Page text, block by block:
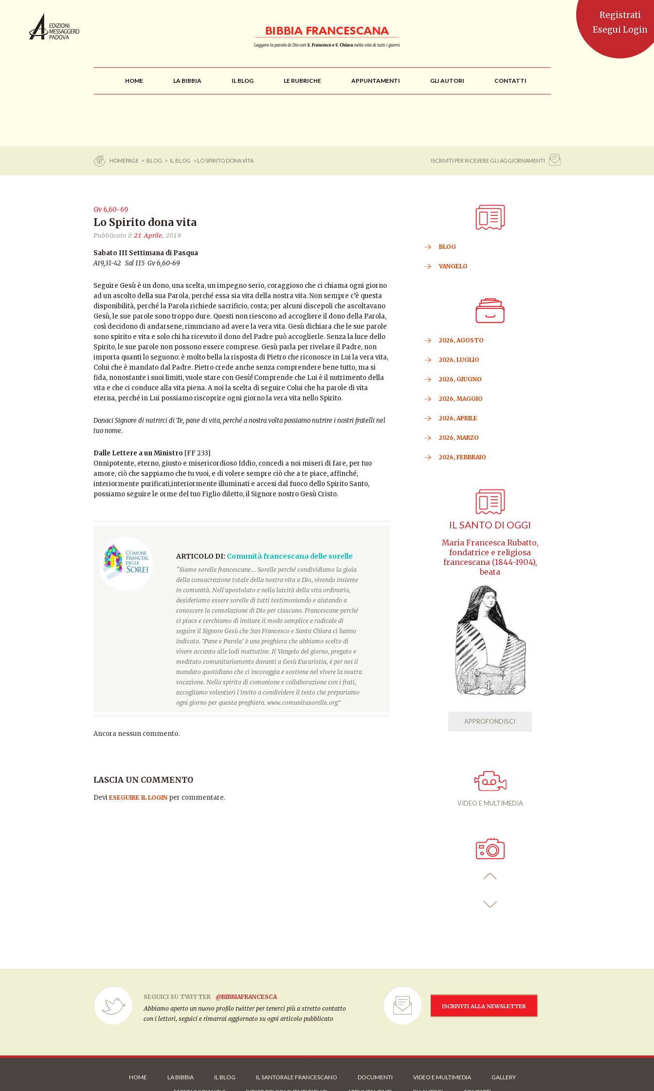
HOME LA BIBBIA IL BLOG LE RUBRICHE APPUNTAMENTI GLI AUTORI CONTATTI
HOMEPAGE > BLOG > IL BLOG > LO SPIRITO DONA VITA ISCRIVITI PER RICEVERE GLI AGGIORNAMENTI
Gv 6,60-69
Lo Spirito dona vita
Pubblicato il 21 Aprile, 2018
Sabato III Settimana di Pasqua
At9,31-42 Sal 115 Gv 6,60-69
Seguire Gesù è un dono, una scelta, un impegno serio, coraggioso che ci chiama ogni giorno
ad un ascolto della sua Parola, perché essa sia vita della nostra vita. Non sempre c’è questa
disponibilità, perché la Parola richiede sacrificio, costa; per alcuni discepoli che ascoltavano
Gesù, le sue parole sono troppo dure. Questi non riescono ad accogliere il dono della Parola,
così decidono di andarsene, rinunciano ad avere la vera vita. Gesù dichiara che le sue parole
sono spirito e vita e solo chi ha ricevuto il dono del Padre può accoglierle. Senza la luce dello
Spirito, le sue parole non possono essere comprese. Gesù parla per rivelare il Padre, non
importa quanti lo seguono: è molto bella la risposta di Pietro che riconosce in Lui la vera vita,
Colui che è mandato dal Padre. Pietro crede anche senza comprendere bene tutto, ma si
fida, nonostante i suoi limiti, vuole stare con Gesù! Comprende che Lui è il nutrimento della
vita e che ci conduce alla vita piena. A noi la scelta di seguire Colui che ha parole di vita
eterna, perché in Lui possiamo riscoprire ogni giorno la vera vita nello Spirito.
Donaci Signore di nutrirci di Te, pane di vita, perché a nostra volta possiamo nutrire i nostri fratelli nel
tuo nome.
Dalle Lettere a un Ministro [FF 233]
Onnipotente, eterno, giusto e misericordioso Iddio, concedi a noi miseri di fare, per tuo
amore, ciò che sappiamo che tu vuoi, e di volere sempre ciò che a te piace, affinché,
interiormente purificati,interiormente illuminati e accesi dal fuoco dello Spirito Santo,
possiamo seguire le orme del tuo Figlio diletto, il Signore nostro Gesù Cristo.
ARTICOLO DI: Comunità francescana delle sorelle
“Siamo sorelle francescane... Sorelle perché condividiamo la gioia
della consacrazione totale della nostra vita a Dio, vivendo insieme
in comunità. Nell'apostolato e nella laicità della vita ordinaria,
desideriamo essere sorelle di tutti testimoniando e aiutando a
conoscere la consolazione di Dio per ciascuno. Francescane perché
ci piace e cerchiamo di imitare il modo semplice e radicale di
seguire il Signore Gesù che San Francesco e Santa Chiara ci hanno
indicato. "Pane e Parola" è una preghiera che abbiamo scelto di
vivere accanto alle lodi mattutine. Il Vangelo del giorno, pregato e
meditato comunitariamente davanti a Gesù Eucaristia, è per noi il
mandato quotidiano che ci incoraggia e sostiene nel vivere la nostra
vocazione. Nello spirito di comunione e collaborazione con i frati,
accogliamo volentieri l'invito a condividere il testo che prepariamo
ogni giorno per questa preghiera. www.comunitasorelle.org”
Ancora nessun commento.
LASCIA UN COMMENTO
Devi ESEGUIRE IL LOGIN per commentare.
BLOG
VANGELO
2026, AGOSTO
2026, LUGLIO
2026, GIUGNO
2026, MAGGIO
2026, APRILE
2026, MARZO
2026, FEBBRAIO
IL SANTO DI OGGI
Maria Francesca Rubatto,
fondatrice e religiosa
francescana (1844-1904),
beata
APPROFONDISCI
VIDEO E MULTIMEDIA
SEGUICI SU TWITTER
@BIBBIAFRANCESCA
Abbiamo aperto un nuovo profilo twitter per tenerci più a stretto contatto
con i lettori, seguici e rimarrai aggiornato su ogni articolo pubblicato
ISCRIVITI ALLA NEWSLETTER
HOME LA BIBBIA IL BLOG IL SANTORALE FRANCESCANO DOCUMENTI VIDEO E MULTIMEDIA
GALLERY
Registrati
Esegui Login